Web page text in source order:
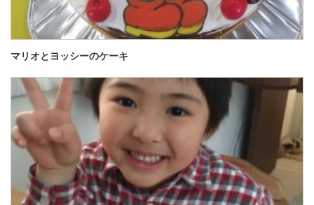
マリオとヨッシーのケーキ